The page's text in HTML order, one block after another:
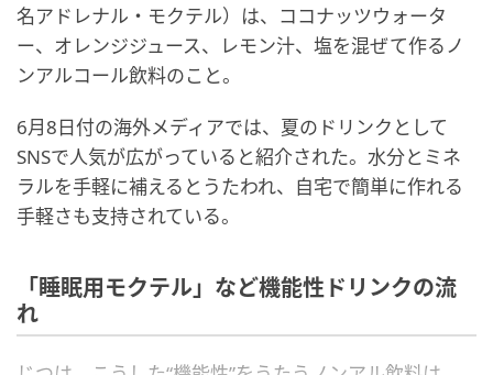
名アドレナル・モクテル）は、ココナッツウォータ
ー、オレンジジュース、レモン汁、塩を混ぜて作るノ
ンアルコール飲料のこと。
6月8日付の海外メディアでは、夏のドリンクとして
SNSで人気が広がっていると紹介された。水分とミネ
ラルを手軽に補えるとうたわれ、自宅で簡単に作れる
手軽さも支持されている。
「睡眠用モクテル」など機能性ドリンクの流
れ